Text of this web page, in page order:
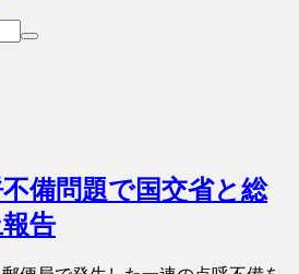
備問題で国交省と総
告